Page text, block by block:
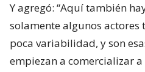
Y agregó: “Aquí también
solamente algunos actores
poca variabilidad, y son
empiezan a comercializar